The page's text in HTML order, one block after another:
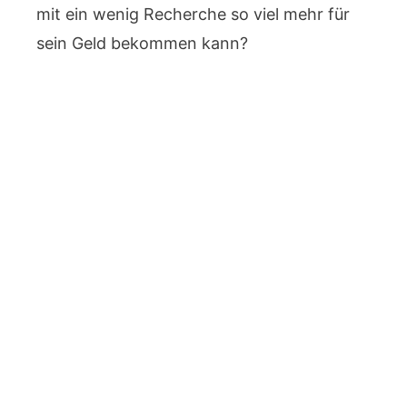
mit ein wenig Recherche so viel mehr für
sein Geld bekommen kann?